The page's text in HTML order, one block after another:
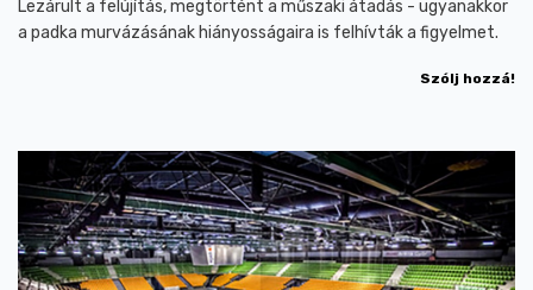
Lezárult a felújítás, megtörtént a műszaki átadás - ugyanakkor
a padka murvázásának hiányosságaira is felhívták a figyelmet.
Szólj hozzá!